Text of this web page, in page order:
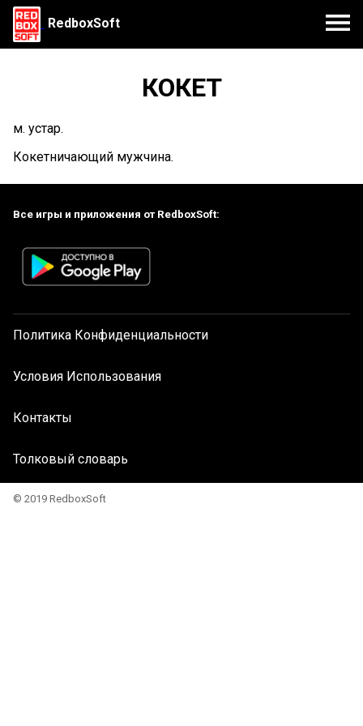
RedboxSoft
КОКЕТ
м. устар.
Кокетничающий мужчина.
Все игры и приложения от RedboxSoft:
Политика Конфиденциальности
Условия Использования
Контакты
Толковый словарь
© 2019 RedboxSoft